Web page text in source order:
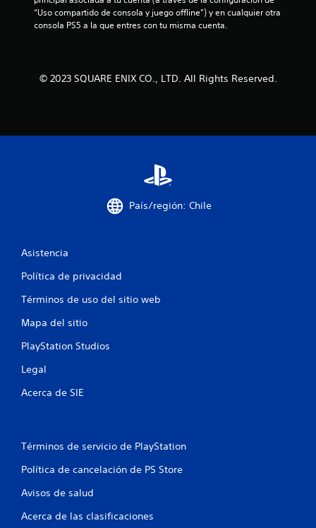
e
r
l
“Uso compartido de consola y juego offline”) y en cualquier otra
consola PS5 a la que entres con tu misma cuenta.
© 2023 SQUARE ENIX CO., LTD. All Rights Reserved.
País/región: Chile
Asistencia
Política de privacidad
Términos de uso del sitio web
Mapa del sitio
PlayStation Studios
Legal
Acerca de SIE
Términos de servicio de PlayStation
Política de cancelación de PS Store
Avisos de salud
Acerca de las clasificaciones